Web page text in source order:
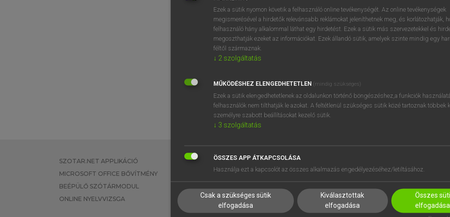
BELÉPÉS
próbaverziójának elindításához
regisztrálok ésbelépek.
REGISZTRÁCIÓ
SZOTAR.NET APPLIKÁCIÓ
MICROSOFT OFFICE BŐVÍTMÉNY
BEÉPÜLŐ SZÓTÁRMODUL
ONLINE NYELVVIZSGA
EGYÉNI FELHASZNÁLÓKNAK
TANULÓKNAK
VÁLLALATI MEGOLDÁSOK
SÚGÓ
RÓLUNK
SÜTI BEÁLLÍTÁSOK
Ezek a sütik nyomon követik a felhasználó online tevékenységét. Az online tevékenységek
megismerésével a hirdetők relevánsabb reklámokat jeleníthetnek meg, és korlátozhatják,
felhasználó hány alkalommal láthat egy hirdetést. Ezek a sütik más szervezetekkel és
megoszthatják ezeket az információkat. Ezek állandó sütik, amelyek szinte mindig egy
féltől származnak.
↓ 2 szolgáltatás
MŰKÖDÉSHEZ ELENGEDHETETLEN (mindig szükséges)
Ezek a sütik elengedhetetlenek az oldalunkon történő böngészéshez,a funkciók
felhasználók nem tilthatják le azokat. A feltétlenül szükséges sütik közé tartoznak többek
személyre szabott beállításokat kezelő sütik.
↓ 3 szolgáltatás
ÖSSZES APP ÁTKAPCSOLÁSA
Használja ezt a kapcsolót az összes alkalmazás engedélyezéséhez/letiltásához.
Csak a szükséges sütik
elfogadása
Kiválasztottak
elfogadása
Összes süti
elfogadása